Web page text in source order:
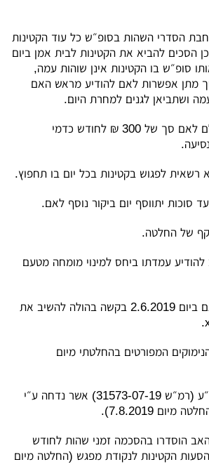
הסדרי השהות בסופ״ש כל עוד הקטינות
הסכים להביא את הקטינות לבית אמן ביום
סופ״ש בו הקטינות אינן שוהות עמה,
מתן אפשרות לאם להודיע מראש האם
עמה ושתביאן לגנים למחרת היום.
הוסכם גם כי האב ישלם לאם סך של 300 ₪ לחודש כדמי
לפגוש בקטינות בכל יום בו תחפוץ.
סוכות יתווסף יום ביקור נוסף לאם.
של החלטה.
עמדתו ביחס למינוי מומחה מטעם
בתגובה, הגיש ב״כ האם ביום 2.6.2019 בקשה בהולה להשיב את
.
המפורטים בהחלטתי מיום
על החלטה זו הוגש בר״ע (רמ״ש 31573-07-19) אשר נדחה ע״י
7.8.2019).
הוסדרו בהסכמה זמני שהות לחודש
והסדרי הסעות הקטינות לנקודת מפגש (החלטה מיום